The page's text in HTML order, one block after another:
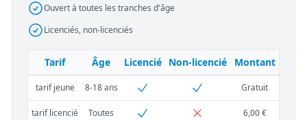
Ouvert à toutes les tranches d'âge
Licenciés, non-licenciés
Tarif Âge Licencié Non-licencié Montant
tarif jeune 8-18 ans Gratuit
tarif licencié Toutes 6,00 €